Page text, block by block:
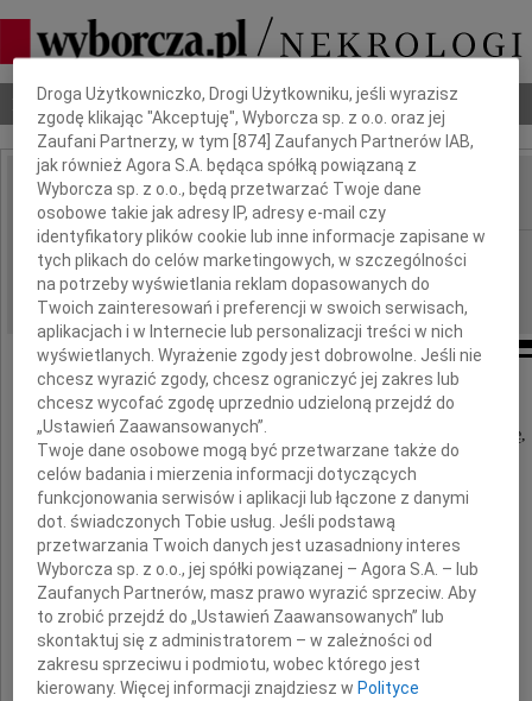
Nekrologi Odeszli Poradnik pogrzebowy
IMIĘ I NAZWISKO:
REGION: Kraków
DATA EMISJI: 21.10.2009
13 października, w południe, pożegnałyśmy
na Cmentarzu Rakowickim naszą Przyjaciółkę,
znaną autorkę książek dla dzieci i młodzieży,
wielką damę kochającą naturę i sztukę
Dbamy o Twoją prywatność
Droga Użytkowniczko, Drogi Użytkowniku, jeśli wyrazisz
zgodę klikając "Akceptuję", Wyborcza sp. z o.o. oraz jej
Zaufani Partnerzy, w tym [874 ] Zaufanych Partnerów IAB,
jak również Agora S.A. będąca spółką powiązaną z
Wyborcza sp. z o.o., będą przetwarzać Twoje dane
osobowe takie jak adresy IP, adresy e-mail czy
identyfikatory plików cookie lub inne informacje zapisane w
tych plikach do celów marketingowych, w szczególności
na potrzeby wyświetlania reklam dopasowanych do
Twoich zainteresowań i preferencji w swoich serwisach,
aplikacjach i w Internecie lub personalizacji treści w nich
wyświetlanych. Wyrażenie zgody jest dobrowolne. Jeśli nie
chcesz wyrazić zgody, chcesz ograniczyć jej zakres lub
chcesz wycofać zgodę uprzednio udzieloną przejdź do
„Ustawień Zaawansowanych”.
Twoje dane osobowe mogą być przetwarzane także do
celów badania i mierzenia informacji dotyczących
funkcjonowania serwisów i aplikacji lub łączone z danymi
dot. świadczonych Tobie usług. Jeśli podstawą
przetwarzania Twoich danych jest uzasadniony interes
Wyborcza sp. z o.o., jej spółki powiązanej – Agora S.A. – lub
Zaufanych Partnerów, masz prawo wyrazić sprzeciw. Aby
to zrobić przejdź do „Ustawień Zaawansowanych” lub
skontaktuj się z administratorem – w zależności od
zakresu sprzeciwu i podmiotu, wobec którego jest
kierowany. Więcej informacji znajdziesz w Polityce